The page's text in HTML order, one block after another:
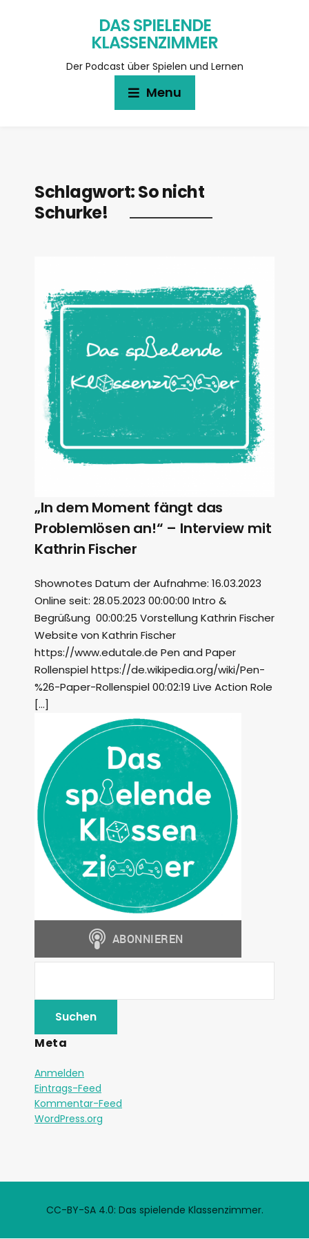
DAS SPIELENDE
KLASSENZIMMER
Der Podcast über Spielen und Lernen
Menu
Schlagwort:So nicht
Schurke!
„In dem Moment fängt das
Problemlösen an!“ – Interview mit
Kathrin Fischer
Shownotes Datum der Aufnahme: 16.03.2023
Online seit: 28.05.2023 00:00:00 Intro &
Begrüßung 00:00:25 Vorstellung Kathrin Fischer
Website von Kathrin Fischer
https://www.edutale.de Pen and Paper
Rollenspiel https://de.wikipedia.org/wiki/Pen-
%26-Paper-Rollenspiel 00:02:19 Live Action Role
[…]
Meta
Anmelden
Eintrags-Feed
Kommentar-Feed
WordPress.org
CC-BY-SA 4.0: Das spielende Klassenzimmer.